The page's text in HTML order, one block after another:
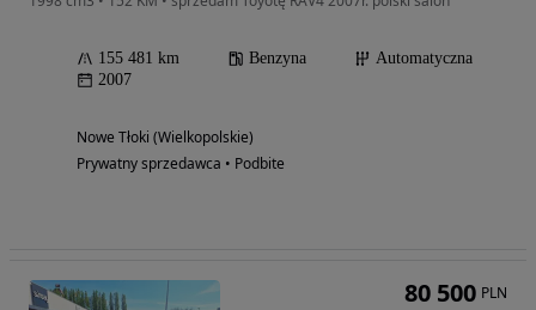
155 481 km Benzyna
Automatyczna
2007
Nowe Tłoki (Wielkopolskie)
Prywatny sprzedawca • Podbite
80 500 PLN